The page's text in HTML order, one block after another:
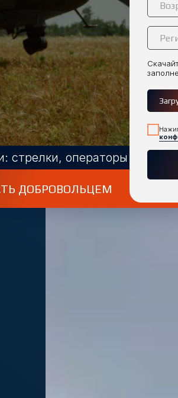
БПЛА, разведчики,
ДОБРОВОЛЬЦЕМ